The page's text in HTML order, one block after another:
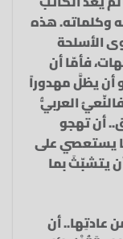
وكلماته. هذه
الأسلحة
فأمّا أن
أن يظلَّ مهدوراً
العربيُّ
أن تهجو
يستعصي على
يتشبّثَ بما
عادتِها.. أن